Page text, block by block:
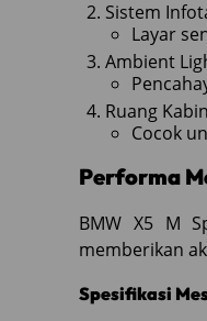
Sistem
Layar
Ambient
Ruang
Cocok
Performa
BMW X5 M
memberikan
Spesifikasi